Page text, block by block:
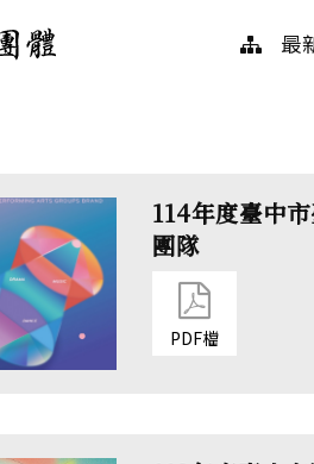
藝團體｜入
網站
最
114年度臺中
團隊
PDF檔